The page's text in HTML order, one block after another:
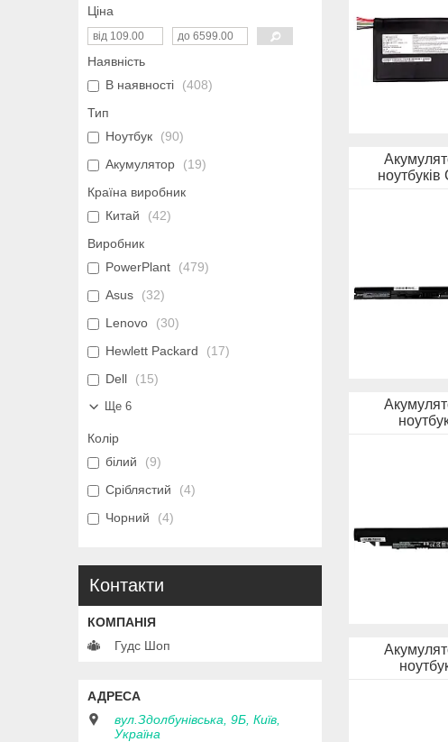
Ціна
Наявність
В наявності
408
Тип
Ноутбук
90
Акумулятор
19
Країна виробник
Китай
42
Виробник
PowerPlant
479
Asus
32
Lenovo
30
Hewlett Packard
17
Dell
15
Ще 6
Колір
білий
9
Сріблястий
4
Чорний
4
Контакти
Гудс Шоп
вул.Здолбунівська, 9Б, Київ,
Україна